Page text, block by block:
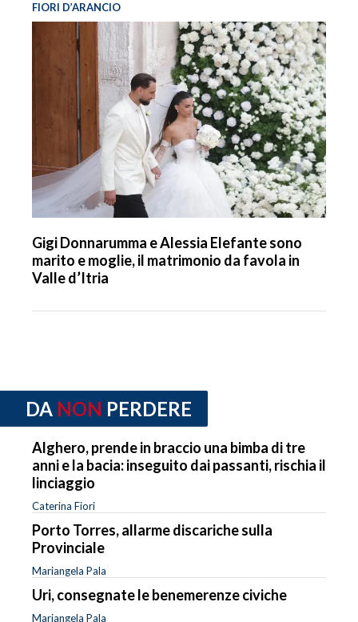
FIORI D’ARANCIO
Gigi Donnarumma e Alessia Elefante sono
marito e moglie, il matrimonio da favola in
Valle d’Itria
DA NON PERDERE
Alghero, prende in braccio una bimba di tre
anni e la bacia: inseguito dai passanti, rischia il
linciaggio
Caterina Fiori
Porto Torres, allarme discariche sulla
Provinciale
Mariangela Pala
Uri, consegnate le benemerenze civiche
Mariangela Pala